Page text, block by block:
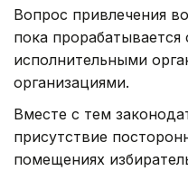
Вопрос привлечения
пока
исполнительными
организациями.
Вместе с тем
присутствие
помещениях